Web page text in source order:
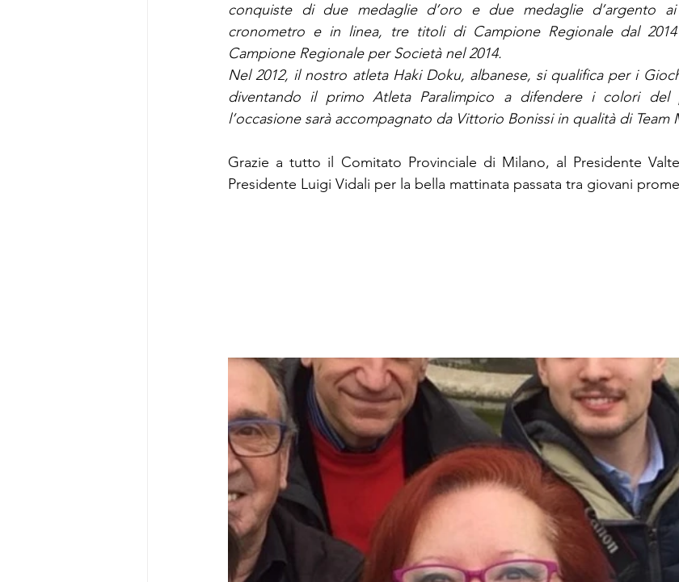
conquiste di due medaglie d’oro e due medaglie d’argento
cronometro e in linea, tre titoli di Campione Regionale dal
Campione Regionale per Società nel 2014.
Nel 2012, il nostro atleta Haki Doku, albanese, si qualifica per i
diventando il primo Atleta Paralimpico a difendere i colori del
l’occasione sarà accompagnato da Vittorio Bonissi in qualità di Team
Grazie a tutto il Comitato Provinciale di Milano, al Presidente
Presidente Luigi Vidali per la bella mattinata passata tra giovani